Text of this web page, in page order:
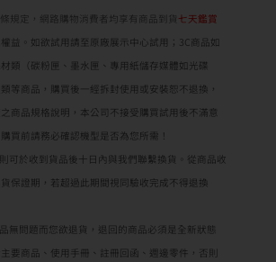
規定，網路購物消費者均享有商品到貨 七天鑑賞
權益。如欲試用請至原廠展示中心試用；3C商品如
類（碳粉匣、墨水匣、專用紙儲存媒體如光碟
等商品，購買後一經拆封使用或安裝恕不退換，
商品規格說明，本公司不接受購買試用後不滿意
買前請務必確認機型是否為您所需！
可於收到貨品後十日內與我們聯繫換貨。從商品收
保證期，若超過此期間視同驗收完成不得退換
無問題而您欲退貨，退回的商品必須是全新狀態
主要商品、使用手冊、註冊回函、週邊零件，否則